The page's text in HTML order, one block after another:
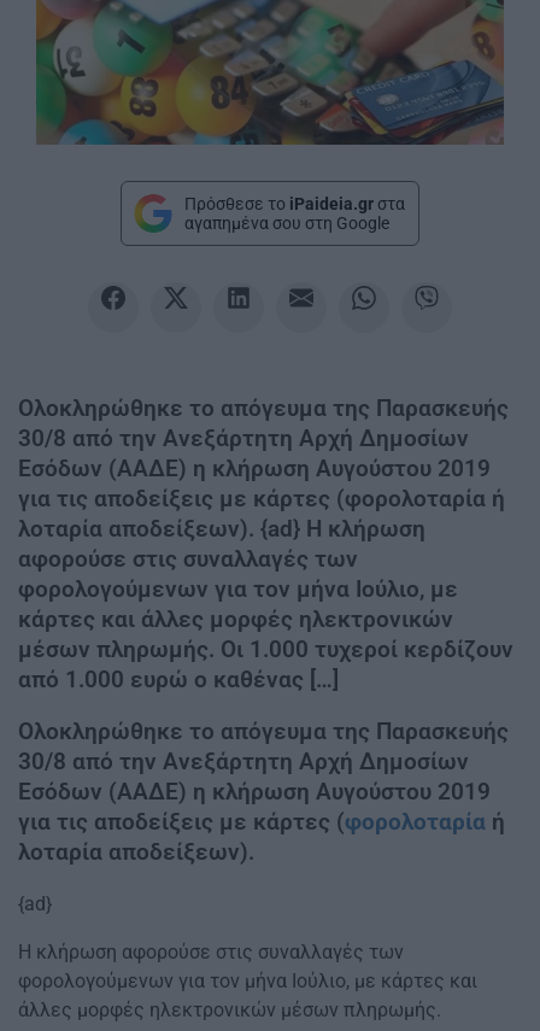
Πρόσθεσε το iPaideia.gr στα
αγαπημένα σου στη Google
Ολοκληρώθηκε το απόγευμα της Παρασκευής
30/8 από την Ανεξάρτητη Αρχή Δημοσίων
Εσόδων (ΑΑΔΕ) η κλήρωση Αυγούστου 2019
για τις αποδείξεις με κάρτες (φορολοταρία ή
λοταρία αποδείξεων). {ad} Η κλήρωση
αφορούσε στις συναλλαγές των
φορολογούμενων για τον μήνα Ιούλιο, με
κάρτες και άλλες μορφές ηλεκτρονικών
μέσων πληρωμής. Οι 1.000 τυχεροί κερδίζουν
από 1.000 ευρώ ο καθένας […]
Ολοκληρώθηκε το απόγευμα της Παρασκευής
30/8 από την Ανεξάρτητη Αρχή Δημοσίων
Εσόδων (ΑΑΔΕ) η κλήρωση Αυγούστου 2019
για τις αποδείξεις με κάρτες (φορολοταρία ή
λοταρία αποδείξεων).
{ad}
Η κλήρωση αφορούσε στις συναλλαγές των
φορολογούμενων για τον μήνα Ιούλιο, με κάρτες και
άλλες μορφές ηλεκτρονικών μέσων πληρωμής.